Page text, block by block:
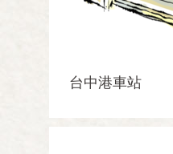
台中港車站